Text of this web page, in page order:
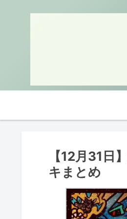
【12月31日
キまとめ